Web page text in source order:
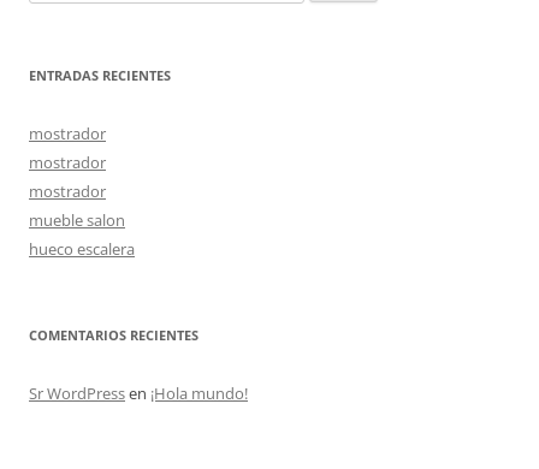
ENTRADAS RECIENTES
mostrador
mostrador
mostrador
mueble salon
hueco escalera
COMENTARIOS RECIENTES
Sr WordPressen ¡Hola mundo!